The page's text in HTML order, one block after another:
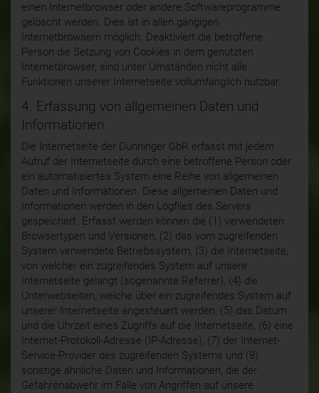
einen Internetbrowser oder andere Softwareprogramme
gelöscht werden. Dies ist in allen gängigen
Internetbrowsern möglich. Deaktiviert die betroffene
Person die Setzung von Cookies in dem genutzten
Internetbrowser, sind unter Umständen nicht alle
Funktionen unserer Internetseite vollumfänglich nutzbar.
4. Erfassung von allgemeinen Daten und
Informationen
Die Internetseite der Dünninger GbR erfasst mit jedem
Aufruf der Internetseite durch eine betroffene Person oder
ein automatisiertes System eine Reihe von allgemeinen
Daten und Informationen. Diese allgemeinen Daten und
Informationen werden in den Logfiles des Servers
gespeichert. Erfasst werden können die (1) verwendeten
Browsertypen und Versionen, (2) das vom zugreifenden
System verwendete Betriebssystem, (3) die Internetseite,
von welcher ein zugreifendes System auf unsere
Internetseite gelangt (sogenannte Referrer), (4) die
Unterwebseiten, welche über ein zugreifendes System auf
unserer Internetseite angesteuert werden, (5) das Datum
und die Uhrzeit eines Zugriffs auf die Internetseite, (6) eine
Internet-Protokoll-Adresse (IP-Adresse), (7) der Internet-
Service-Provider des zugreifenden Systems und (8)
sonstige ähnliche Daten und Informationen, die der
Gefahrenabwehr im Falle von Angriffen auf unsere